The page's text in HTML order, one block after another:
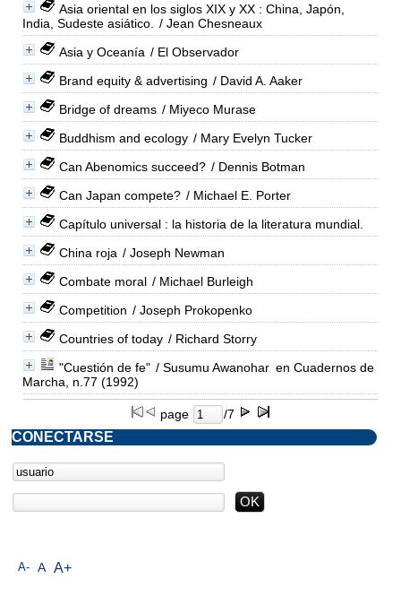
Asia oriental en los siglos XIX y XX : China, Japón,
India, Sudeste asiático.
/ Jean Chesneaux
Asia y Oceanía / El Observador
Brand equity & advertising / David A. Aaker
Bridge of dreams / Miyeco Murase
Buddhism and ecology / Mary Evelyn Tucker
Can Abenomics succeed? / Dennis Botman
Can Japan compete? / Michael E. Porter
Capítulo universal : la historia de la literatura mundial.
China roja / Joseph Newman
Combate moral / Michael Burleigh
Competition / Joseph Prokopenko
Countries of today / Richard Storry
"Cuestión de fe" / Susumu Awanohar en Cuadernos de
Marcha, n.77 (1992)
page /7
A- A A+
CONECTARSE